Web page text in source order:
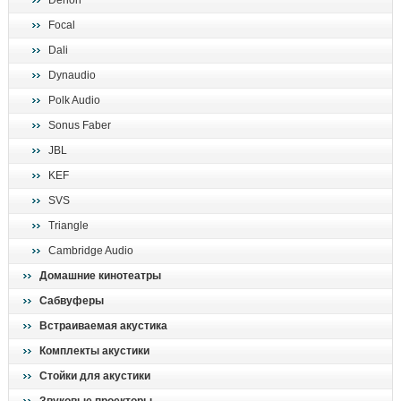
Focal
Dali
Dynaudio
Polk Audio
Sonus Faber
JBL
KEF
SVS
Triangle
Cambridge Audio
Домашние кинотеатры
Сабвуферы
Встраиваемая акустика
Комплекты акустики
Стойки для акустики